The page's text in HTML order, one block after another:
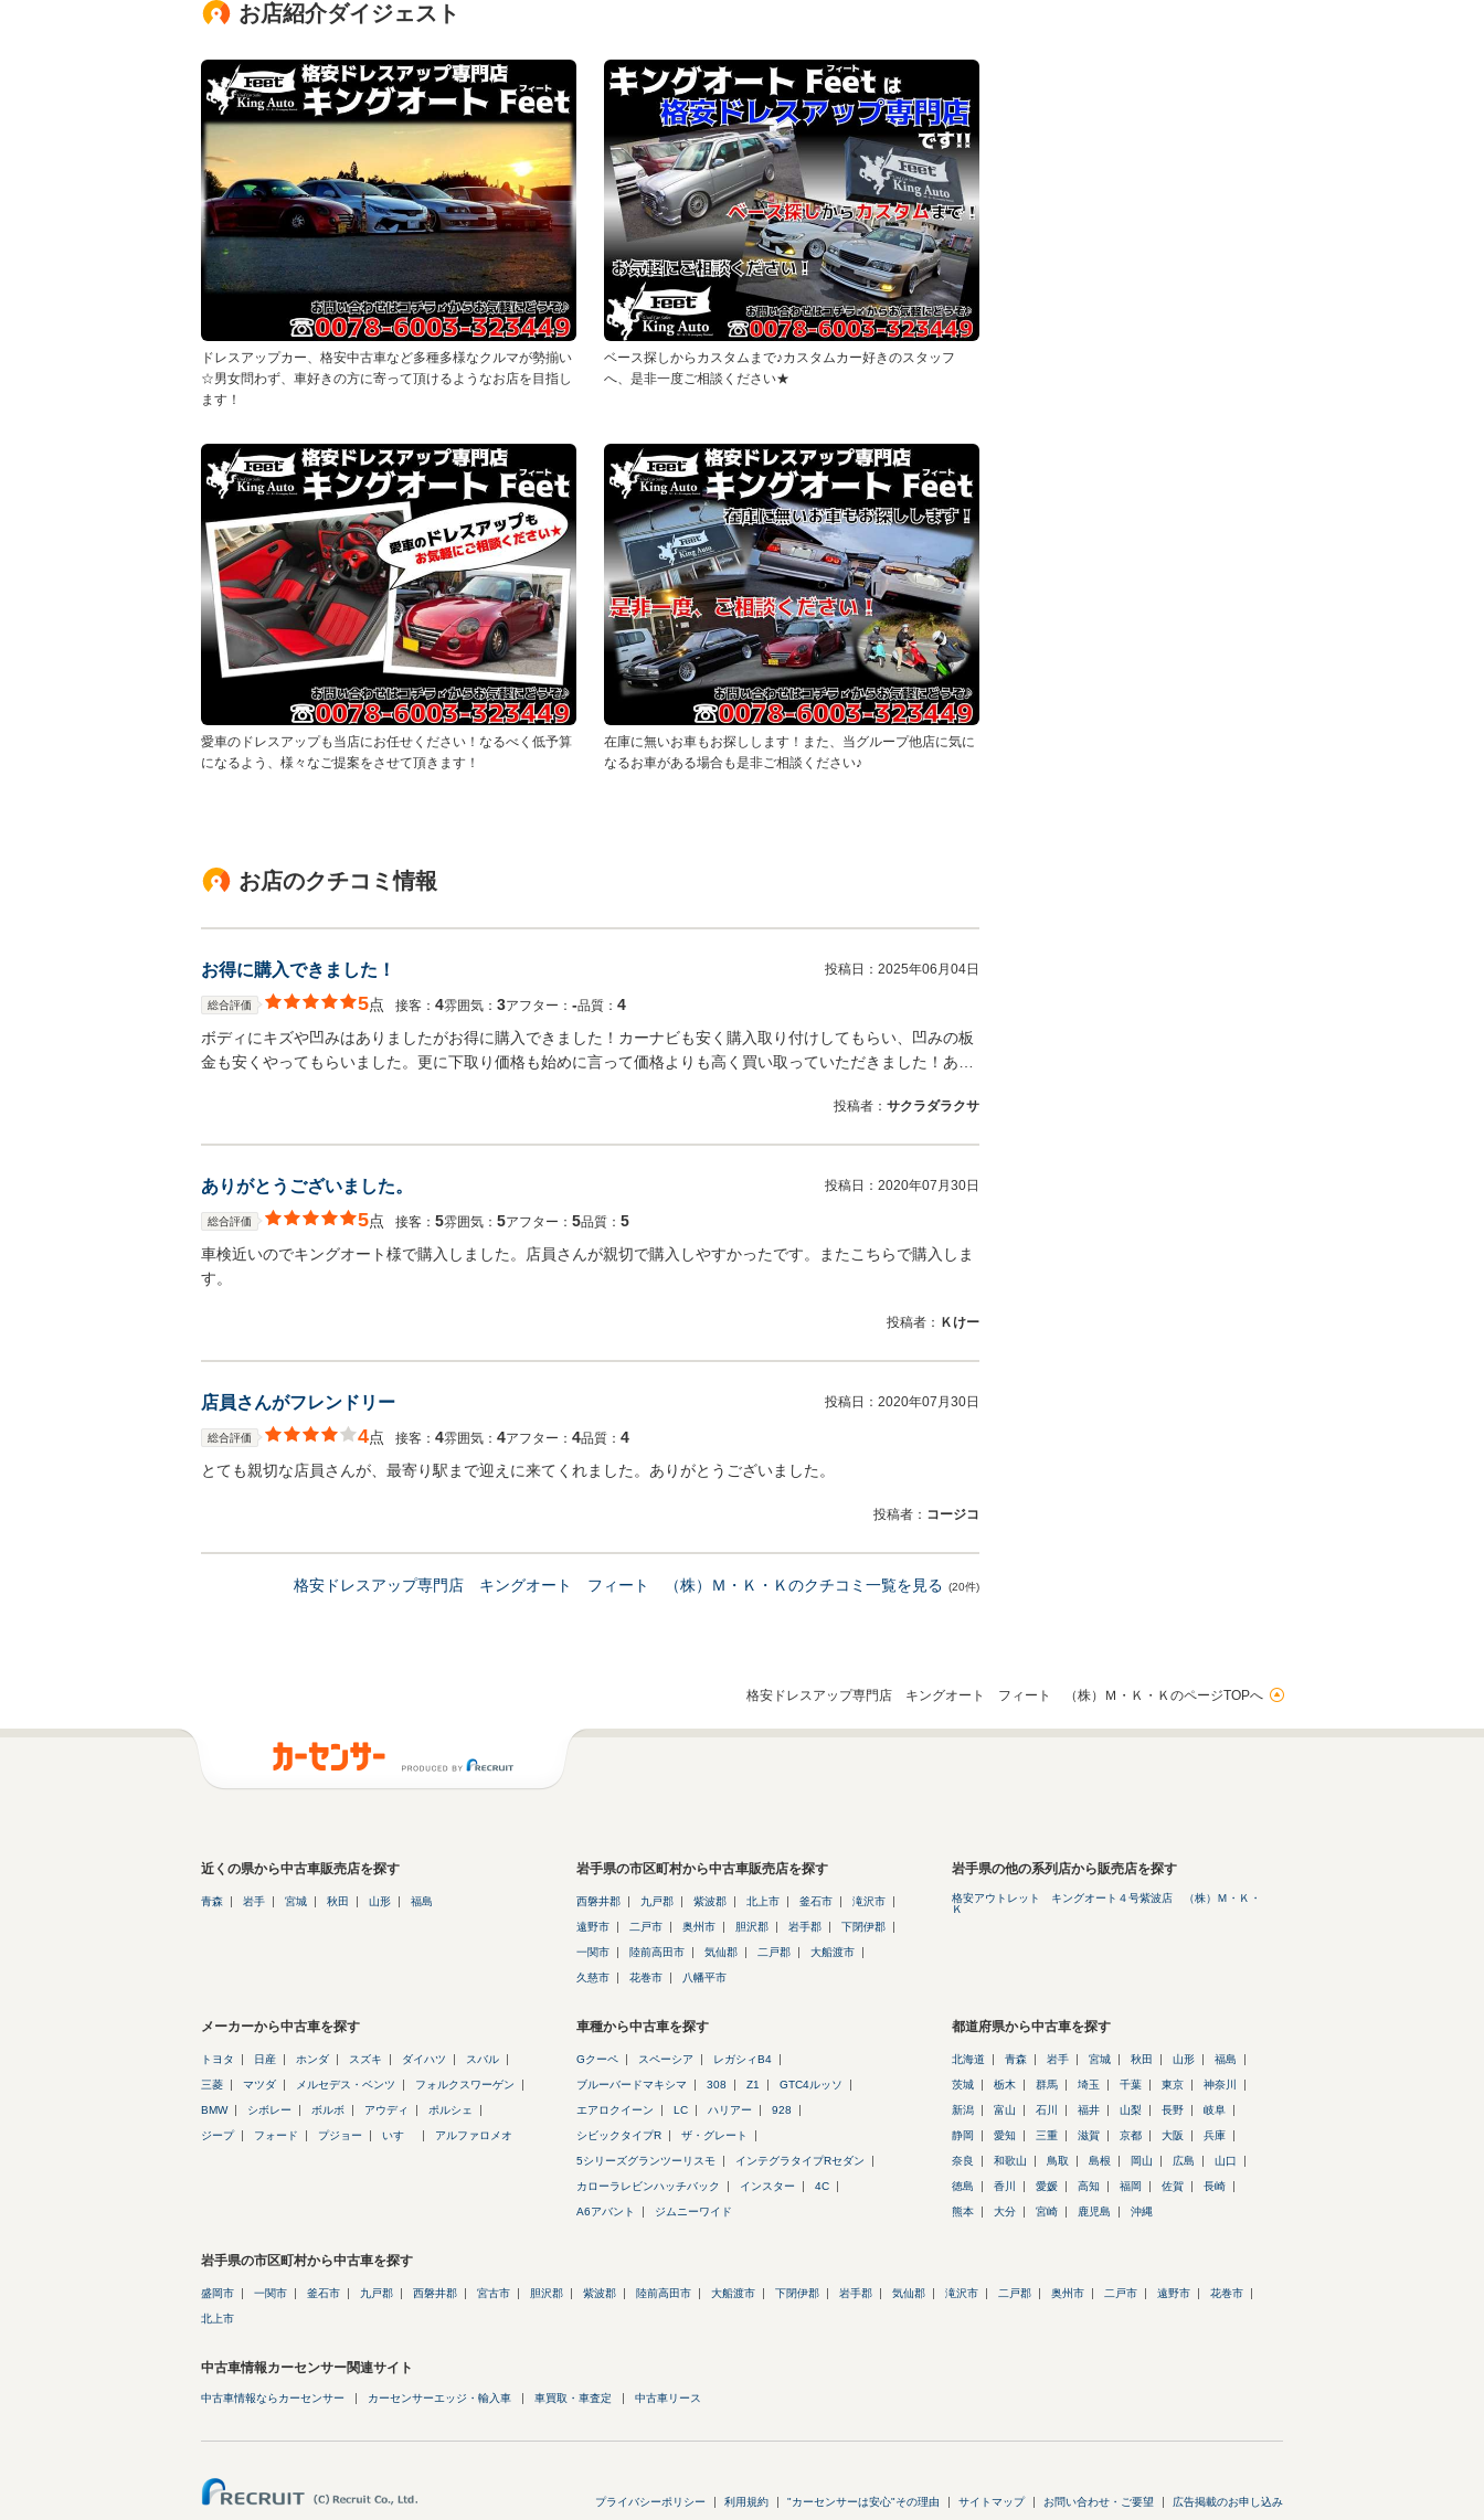
お店紹介ダイジェスト
ドレスアップカー、格安中古車など多種多様なクルマが勢揃い
☆男女問わず、車好きの方に寄って頂けるようなお店を目指し
ます！
ベース探しからカスタムまで♪カスタムカー好きのスタッフ
へ、是非一度ご相談ください★
愛車のドレスアップも当店にお任せください！なるべく低予算
になるよう、様々なご提案をさせて頂きます！
在庫に無いお車もお探しします！また、当グループ他店に気に
なるお車がある場合も是非ご相談ください♪
お店のクチコミ情報
お得に購入できました！ 投稿日： 2025年06月04日
総合評価 5点 接客： 4雰囲気： 3アフター： ‐品質： 4
ボディにキズや凹みはありましたがお得に購入できました！カーナビも安く購入取り付けしてもらい、凹みの板
金も安くやってもらいました。更に下取り価格も始めに言って価格よりも高く買い取っていただきました！あ…
投稿者： サクラダラクサ
ありがとうございました。 投稿日： 2020年07月30日
総合評価 5点 接客： 5雰囲気： 5アフター： 5品質： 5
車検近いのでキングオート様で購入しました。店員さんが親切で購入しやすかったです。またこちらで購入しま
す。
投稿者： Ｋけー
店員さんがフレンドリー 投稿日： 2020年07月30日
総合評価 4点 接客： 4雰囲気： 4アフター： 4品質： 4
とても親切な店員さんが、最寄り駅まで迎えに来てくれました。ありがとうございました。
投稿者： コージコ
格安ドレスアップ専門店 キングオート フィート （株）Ｍ・Ｋ・Ｋのクチコミ一覧を見る (20件)
格安ドレスアップ専門店 キングオート フィート （株）Ｍ・Ｋ・ＫのページTOPへ
近くの県から中古車販売店を探す
青森 岩手 宮城 秋田 山形 福島
岩手県の市区町村から中古車販売店を探す
西磐井郡 九戸郡 紫波郡 北上市 釜石市 滝沢市
遠野市 二戸市 奥州市 胆沢郡 岩手郡 下閉伊郡
一関市 陸前高田市 気仙郡 二戸郡 大船渡市
久慈市 花巻市 八幡平市
岩手県の他の系列店から販売店を探す
格安アウトレット キングオート４号紫波店 （株）Ｍ・Ｋ・
Ｋ
メーカーから中古車を探す
トヨタ 日産 ホンダ スズキ ダイハツ スバル
三菱 マツダ メルセデス・ベンツ フォルクスワーゲン
BMW シボレー ボルボ アウディ ポルシェ
ジープ フォード プジョー いすゞ アルファロメオ
車種から中古車を探す
Gクーペ スペーシア レガシィB4
ブルーバードマキシマ 308 Z1 GTC4ルッソ
エアロクイーン LC ハリアー 928
シビックタイプR ザ・グレート
5シリーズグランツーリスモ インテグラタイプRセダン
カローラレビンハッチバック インスター 4C
A6アバント ジムニーワイド
都道府県から中古車を探す
北海道 青森 岩手 宮城 秋田 山形 福島
茨城 栃木 群馬 埼玉 千葉 東京 神奈川
新潟 富山 石川 福井 山梨 長野 岐阜
静岡 愛知 三重 滋賀 京都 大阪 兵庫
奈良 和歌山 鳥取 島根 岡山 広島 山口
徳島 香川 愛媛 高知 福岡 佐賀 長崎
熊本 大分 宮崎 鹿児島 沖縄
岩手県の市区町村から中古車を探す
盛岡市 一関市 釜石市 九戸郡 西磐井郡 宮古市 胆沢郡 紫波郡 陸前高田市 大船渡市 下閉伊郡 岩手郡 気仙郡 滝沢市 二戸郡 奥州市 二戸市 遠野市 花巻市
北上市
中古車情報カーセンサー関連サイト
中古車情報ならカーセンサー カーセンサーエッジ・輸入車 車買取・車査定 中古車リース
プライバシーポリシー 利用規約 "カーセンサーは安心"その理由 サイトマップ お問い合わせ・ご要望 広告掲載のお申し込み